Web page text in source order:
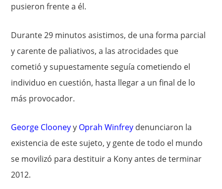
pusieron frente a él.
Durante 29 minutos asistimos, de una forma parcial
y carente de paliativos, a las atrocidades que
cometió y supuestamente seguía cometiendo el
individuo en cuestión, hasta llegar a un final de lo
más provocador.
George Clooneyy Oprah Winfrey denunciaron la
existencia de este sujeto, y gente de todo el mundo
se movilizó para destituir a Kony antes de terminar
2012.